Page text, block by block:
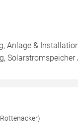
Anlage &
Solarstromspeicher